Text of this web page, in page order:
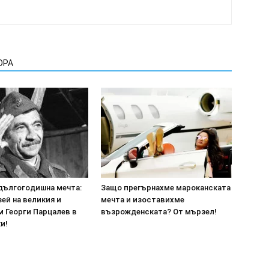
мечта:
на великия и
Георги Парцалев в
Защо прегърнахме мароканската
мечта и изоставихме
възрожденската? От мързел!